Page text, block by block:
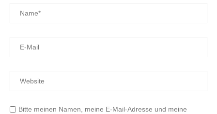
Bitte meinen Namen, meine E-Mail-Adresse und meine